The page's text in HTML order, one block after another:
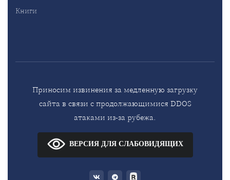
Книги
Приносим извинения за медленную загрузку
сайта в связи с продолжающимися DDOS
атаками из-за рубежа.
ВЕРСИЯ ДЛЯ СЛАБОВИДЯЩИХ